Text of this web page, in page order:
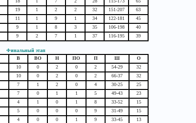
19 1 2 2 32 151-207
63
11 1 9 1 34 122-181
45
9 1 8 3 35 106-198
40
9 2 7 1 37 116-195 39
Финальный этап
В ВО Н ПО П Ш
О
10 0 2 0 2 54-29
32
10 0 2 0 2 66-37
32
7 1 2 0 4 30-25
25
7 0 1 1 5 49-43
23
4 1 0 1 8 33-52
15
5 0 0 0 9 31-49
15
4 0 0 1 9 33-45
13